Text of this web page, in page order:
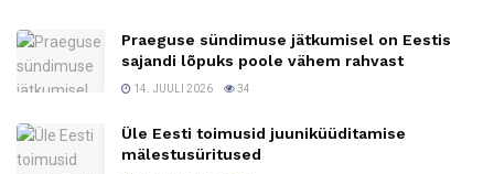
Praeguse sündimuse jätkumisel on Eestis
sajandi lõpuks poole vähem rahvast
14. JUULI 2026 34
Üle Eesti toimusid juuniküüditamise
mälestusüritused